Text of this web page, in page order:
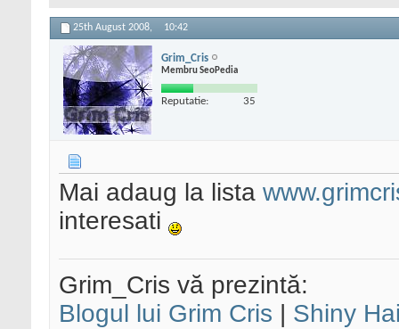
25th August 2008, 10:42
Grim_Cris
Membru SeoPedia
Reputatie: 35
Mai adaug la lista
interesati
Grim_Cris vă prezintă:
Blogul lui Grim Cris
Shiny